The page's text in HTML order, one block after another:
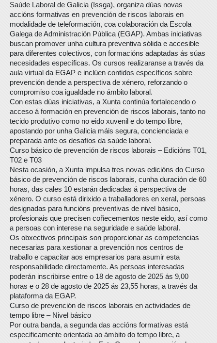
Saúde Laboral de Galicia (Issga), organiza dúas novas
accións formativas en prevención de riscos laborais en
modalidade de teleformación, coa colaboración da Escola
Galega de Administración Pública (EGAP). Ambas iniciativas
buscan promover unha cultura preventiva sólida e accesible
para diferentes colectivos, con formacións adaptadas ás súas
necesidades específicas. Os cursos realizaranse a través da
aula virtual da EGAP e inclúen contidos específicos sobre
prevención dende a perspectiva de xénero, reforzando o
compromiso coa igualdade no ámbito laboral.
Con estas dúas iniciativas, a Xunta continúa fortalecendo o
acceso á formación en prevención de riscos laborais, tanto no
tecido produtivo como no eido xuvenil e do tempo libre,
apostando por unha Galicia máis segura, concienciada e
preparada ante os desafíos da saúde laboral.
Curso básico de prevención de riscos laborais – Edicións T01,
T02 e T03
Nesta ocasión, a Xunta impulsa tres novas edicións do Curso
básico de prevención de riscos laborais, cunha duración de 60
horas, das cales 10 estarán dedicadas á perspectiva de
xénero. O curso está dirixido a traballadores en xeral, persoas
designadas para funcións preventivas de nivel básico,
profesionais que precisen coñecementos neste eido, así como
a persoas con interese na seguridade e saúde laboral.
Os obxectivos principais son proporcionar as competencias
necesarias para xestionar a prevención nos centros de
traballo e capacitar aos empresarios para asumir esta
responsabilidade directamente. As persoas interesadas
poderán inscribirse entre o 18 de agosto de 2025 ás 9,00
horas e o 28 de agosto de 2025 ás 23,55 horas, a través da
plataforma da EGAP.
Curso de prevención de riscos laborais en actividades de
tempo libre – Nivel básico
Por outra banda, a segunda das accións formativas está
especificamente orientada ao ámbito do tempo libre, a